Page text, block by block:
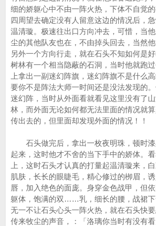
细的娇躯心中不由一阵火热，下体不自觉
四周望去确定没有人留意这边的情况后，
温清璇。极速往出口方向冲去，可惜，当
尘的其他队友也在，不由掉头回去，当然
另外一个方向行走，就在石头不知如何是
树林有一个相当隐蔽的石洞，当时他就跑
上拿出一副迷幻阵旗，迷幻阵旗不是什么
要你不是阵法大师一时间还是没法发现的
迷幻阵，当时从外面看就看见这里没有了
林，而外面无论如何都无法里面的情况就
传出去的，但里面却发现外面的情况！！
石头做完后，拿出一枚夜明珠，顿时漆
起来，这时他才不舍的当下手中的娇体。
上，这时石头才认真的打量起温清璇来，
肌肤，长长的眼睫毛，精心修过的栁眉，
唇，加入绝色的面庞。身穿金色战甲，但
躯体，饱满的双……乳，细长的腰，战裙下
无一不让石头心头一阵火热，就在石头快
传来牧尘的声音，：「洛璃你当时有没有